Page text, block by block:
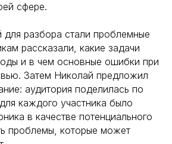
сфере.
разбора стали проблемные
рассказали, какие задачи
и в чем основные ошибки при
Затем Николай предложил
аудитория поделилась по
каждого участника было
в качестве потенциального
проблемы, которые может